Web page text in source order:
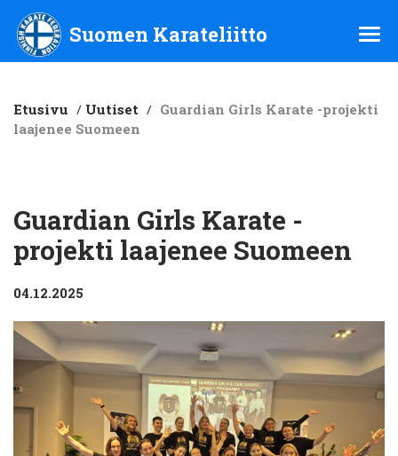
Suomen Karateliitto ry
Suomen Karateliitto
Etusivu / Uutiset / Guardian Girls Karate -projekti
laajenee Suomeen
Guardian Girls Karate -
projekti laajenee Suomeen
04.12.2025